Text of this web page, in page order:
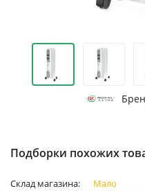
Подборки похожих
Склад магазина: Мало